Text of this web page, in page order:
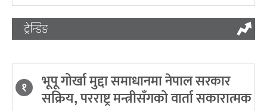
ट्रेन्डिङ
१ भूपू गोर्खा मुद्दा समाधानमा नेपाल सरकार
सक्रिय, परराष्ट्र मन्त्रीसँगको वार्ता सकारात्मक